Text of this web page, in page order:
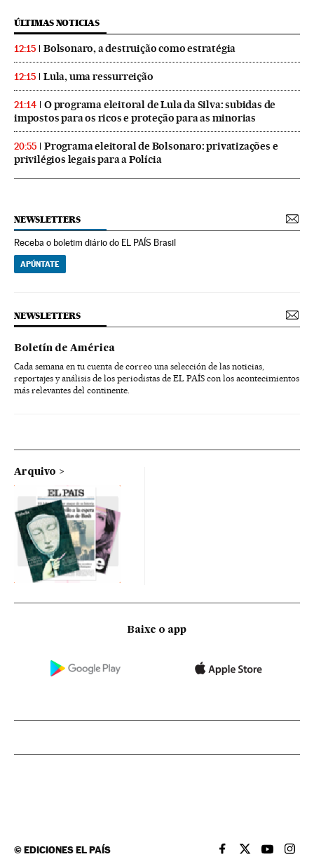
ÚLTIMAS NOTICIAS
12:15 Bolsonaro, a destruição como estratégia
12:15 Lula, uma ressurreição
21:14
O programa eleitoral de Lula da Silva: subidas de
impostos para os ricos e proteção para as minorias
20:55
Programa eleitoral de Bolsonaro: privatizações e
privilégios legais para a Polícia
NEWSLETTERS
Receba o boletim diário do EL PAÍS Brasil
APÚNTATE
NEWSLETTERS
Boletín de América
Cada semana en tu cuenta de correo una selección de las noticias,
reportajes y análisis de los periodistas de EL PAÍS con los acontecimientos
más relevantes del continente.
Arquivo
Baixe o app
©EDICIONES EL PAÍS EL PAÍS BRASIL EN
EL PAÍSEL PAÍS
EL